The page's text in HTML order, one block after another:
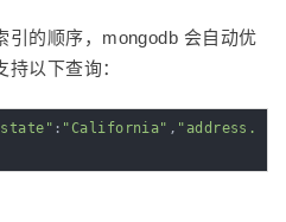
引的顺序，mongodb 会自动优
以下查询：
: "California" , "address.